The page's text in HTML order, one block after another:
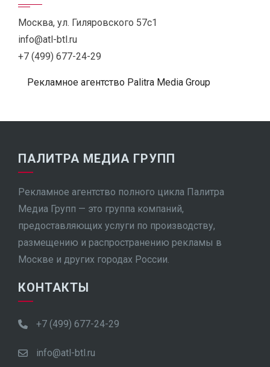
Москва, ул. Гиляровского 57с1
info@atl-btl.ru
+7 (499) 677-24-29
Рекламное агентство Palitra Media Group
ПАЛИТРА МЕДИА ГРУПП
Рекламное агентство полного цикла Палитра
Медиа Групп — это группа компаний,
предоставляющих услуги по производству,
размещению и распространению рекламы в
Москве и других городах России.
КОНТАКТЫ
+7 (499) 677-24-29
info@atl-btl.ru